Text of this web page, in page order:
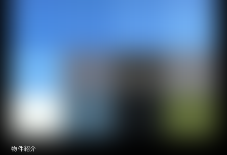
物件紹介